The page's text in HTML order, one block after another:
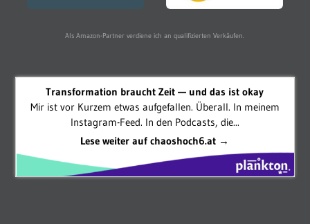
Als Amazon-Partner verdiene ich an qualifizierten Verkäufen.
Transformation braucht Zeit — und das ist okay
Mir ist vor Kurzem etwas aufgefallen. Überall. In meinem
Instagram-Feed. In den Podcasts, die...
Lese weiter auf chaoshoch6.at →